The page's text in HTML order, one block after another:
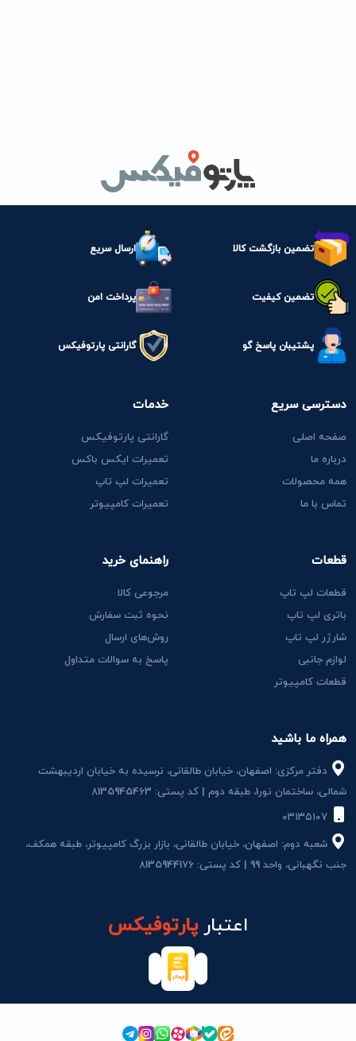
تضمین بازگشت کالا ارسال سریع
تضمین کیفیت پرداخت امن
پشتیبان پاسخ گو گارانتی پارتوفیکس
همراه ما باشید
دفتر مرکزی: اصفهان، خیابان طالقانی، نرسیده به خیابان اردیبهشت
شمالی، ساختمان نور1، طبقه دوم | کد پستی: 8135945463
شعبه دوم: اصفهان، خیابان طالقانی، بازار بزرگ کامپیوتر، طبقه همکف،
جنب نگهبانی، واحد 99 | کد پستی: 8135944176
دسترسی سریع
صفحه اصلی
درباره ما
همه محصولات
تماس با ما
قطعات
قطعات لپ تاپ
باتری لپ تاپ
شارژر لپ تاپ
لوازم جانبی
قطعات کامپیوتر
خدمات
گارانتی پارتوفیکس
تعمیرات ایکس باکس
تعمیرات لپ تاپ
تعمیرات کامپیوتر
راهنمای خرید
مرجوعی کالا
نحوه ثبت سفارش
روش‌های ارسال
پاسخ به سوالات متداول
اعتبارپارتوفیکس